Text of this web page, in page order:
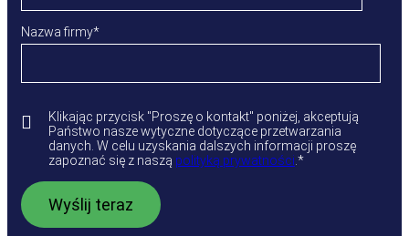
Nazwa firmy*
Klikając przycisk "Proszę o kontakt" poniżej, akceptują
Państwo nasze wytyczne dotyczące przetwarzania
danych. W celu uzyskania dalszych informacji proszę
zapoznać się z naszą polityką prywatności.*